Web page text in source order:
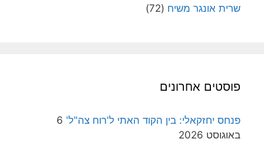
שרית אונגר משיח (72)
פוסטים אחרונים
פנחס יחזקאלי: בין הקוד האתי ל'רוח צה"ל' 6
באוגוסט 2026